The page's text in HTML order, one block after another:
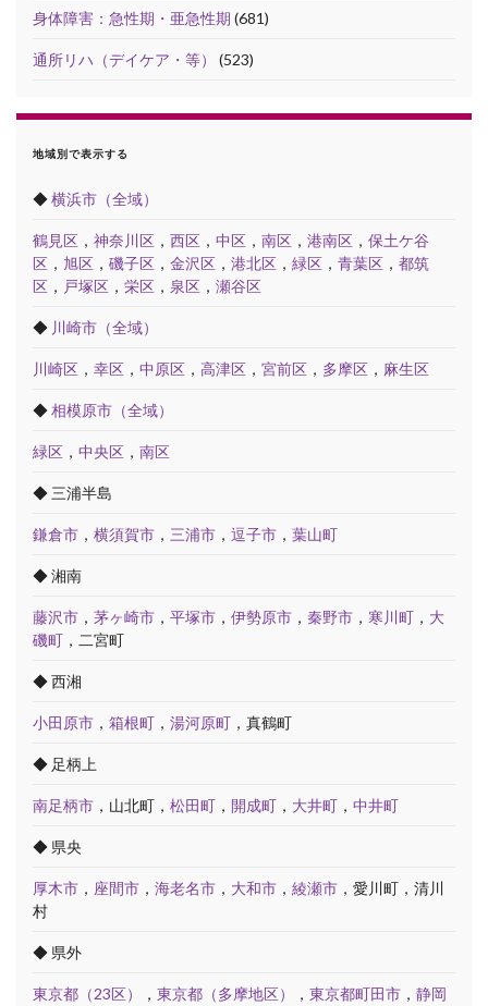
身体障害：急性期・亜急性期 (681)
通所リハ（デイケア・等） (523)
地域別で表示する
◆横浜市（全域）
鶴見区 ， 神奈川区 ， 西区 ， 中区 ， 南区 ， 港南区 ， 保土ケ谷
区 ， 旭区 ， 磯子区 ， 金沢区 ， 港北区 ， 緑区 ， 青葉区 ， 都筑
区 ， 戸塚区 ， 栄区 ， 泉区 ， 瀬谷区
◆ 川崎市（全域）
川崎区 ， 幸区 ， 中原区 ， 高津区 ， 宮前区 ， 多摩区 ， 麻生区
◆相模原市（全域）
緑区 ， 中央区 ， 南区
◆ 三浦半島
鎌倉市 ， 横須賀市 ， 三浦市 ， 逗子市 ， 葉山町
◆ 湘南
藤沢市 ， 茅ヶ崎市 ， 平塚市 ， 伊勢原市 ， 秦野市 ， 寒川町 ， 大
磯町 ，二宮町
◆ 西湘
小田原市 ， 箱根町 ， 湯河原町 ，真鶴町
◆ 足柄上
南足柄市 ，山北町， 松田町 ， 開成町 ， 大井町 ， 中井町
◆ 県央
厚木市 ， 座間市 ， 海老名市 ， 大和市 ， 綾瀬市 ，愛川町，清川
村
◆ 県外
東京都（23区） ， 東京都（多摩地区） ， 東京都町田市 ， 静岡